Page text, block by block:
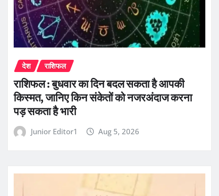
देश राशिफल
राशिफल : बुधवार का दिन बदल सकता है आपकी
किस्मत, जानिए किन संकेतों को नजरअंदाज करना
पड़ सकता है भारी
Junior Editor1 Aug 5, 2026